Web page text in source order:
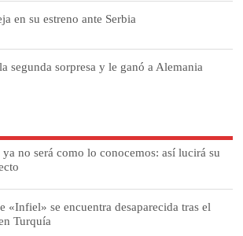
en su estreno ante Serbia
segunda sorpresa y le ganó a Alemania
no será como lo conocemos: así lucirá su
«Infiel» se encuentra desaparecida tras el
Turquía